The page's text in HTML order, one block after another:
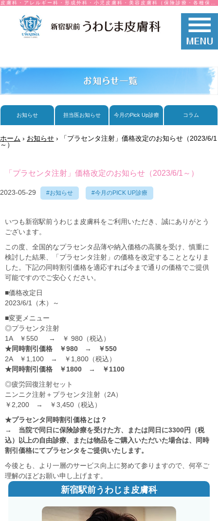
お知らせ 担当医お知らせ 今月のPick Up診療 コラム
ホーム › お知らせ › 「プラセンタ注射」価格改定のお知らせ（2023/6/1
～）
「プラセンタ注射」価格改定のお知らせ（2023/6/1～）
2023-05-29 #お知らせ #今月のPICK UP診療
いつも新宿駅前うわじま皮膚科をご利用いただき、誠にありがとう
ございます。
この度、全国的なプラセンタ品薄や納入価格の高騰を受け、慎重に
検討した結果、「プラセンタ注射」の価格を改定することとなりま
した。下記の同時割引価格を適応すれば今まで通りの価格でご提供
可能ですのでご安心ください。
■価格改定日
2023/6/1（木）～
■変更メニュー
◎プラセンタ注射
1A ￥550 → ￥ 980（税込）
★同時割引価格 ￥980 → ￥550
2A ￥1,100 → ￥1,800（税込）
★同時割引価格 ￥1800 → ￥1100
◎疲労回復注射セット
ニンニク注射＋プラセンタ注射（2A）
￥2,200 → ￥3,450（税込）
★プラセンタ同時割引価格とは？
→ 当院で同日に保険診療を受けた方、または同日に3300円（税
込）以上の自由診療、または物品をご購入いただいた場合は、同時
割引価格にてプラセンタをご提供いたします。
今後とも、より一層のサービス向上に努めて参りますので、何卒ご
理解のほどお願い申し上げます。
新宿駅前うわじま皮膚科